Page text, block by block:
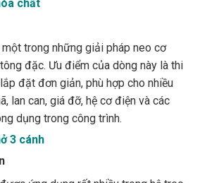
đặc. Ưu điểm của dòng này là thi
đặt đơn giản, phù hợp cho nhiều
lan can, giá đỡ, hệ cơ điện và các
dụng trong công trình.
3 cánh